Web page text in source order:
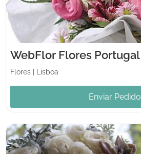
WebFlor Flores Portugal
Flores Lisboa
Enviar Pedido